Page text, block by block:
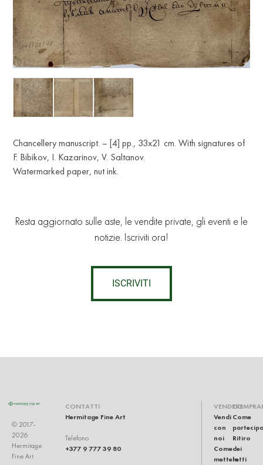
Chancellery manuscript. – [4] pp., 33x21 cm. With signatures of
F. Bibikov, I. Kazarinov, V. Saltanov.
Watermarked paper, nut ink.
Resta aggiornato sulle aste, le vendite private, gli eventi e le
notizie. Iscriviti ora!
ISCRIVITI
© 2017-
2026
Hermitage
Fine Art
CONTATTI
Hermitage Fine Art
Telefono
+377 9 777 39 80
VENDERE
Vendi
con
noi
Come
mettere
Come
Ritiro
dei
lotti